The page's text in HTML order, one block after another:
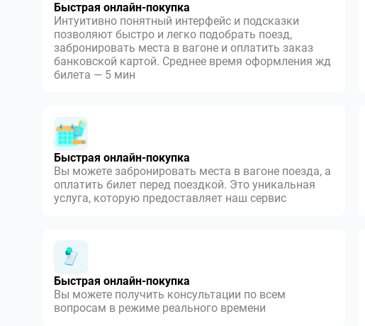
Быстрая онлайн-покупка
Интуитивно понятный интерфейс и подсказки
позволяют быстро и легко подобрать поезд,
забронировать места в вагоне и оплатить заказ
банковской картой. Среднее время оформления жд
билета — 5 мин
Быстрая онлайн-покупка
Вы можете забронировать места в вагоне поезда, а
оплатить билет перед поездкой. Это уникальная
услуга, которую предоставляет наш сервис
Быстрая онлайн-покупка
Вы можете получить консультации по всем
вопросам в режиме реального времени